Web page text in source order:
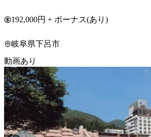
192,000円 + ボーナス(あり)
岐阜県下呂市
動画あり